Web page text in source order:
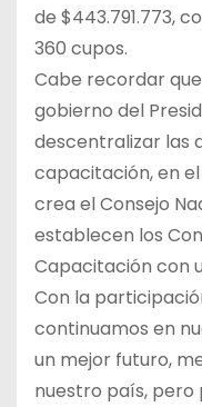
de $443.791.773,
360 cupos.
Cabe recordar
gobierno del
descentralizar las
capacitación, en el
crea el Consejo
establecen los
Capacitación con
Con la
continuamos en
un mejor futuro,
nuestro país,